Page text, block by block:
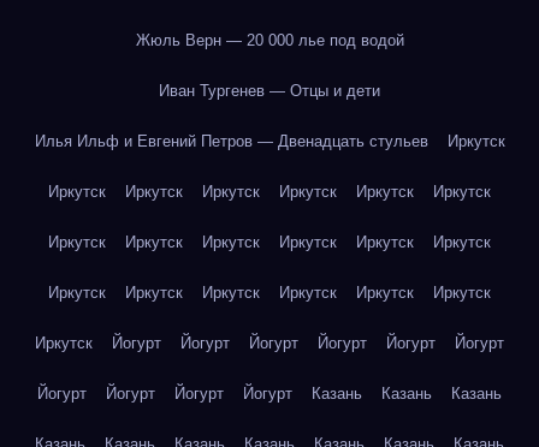
Жюль Верн — 20 000 лье под водой
Иван Тургенев — Отцы и дети
Илья Ильф и Евгений Петров — Двенадцать стульев Иркутск
Иркутск Иркутск Иркутск Иркутск Иркутск Иркутск
Иркутск Иркутск Иркутск Иркутск Иркутск Иркутск
Иркутск Иркутск Иркутск Иркутск Иркутск Иркутск
Иркутск Йогурт Йогурт Йогурт Йогурт Йогурт Йогурт
Йогурт Йогурт Йогурт Йогурт Казань Казань Казань